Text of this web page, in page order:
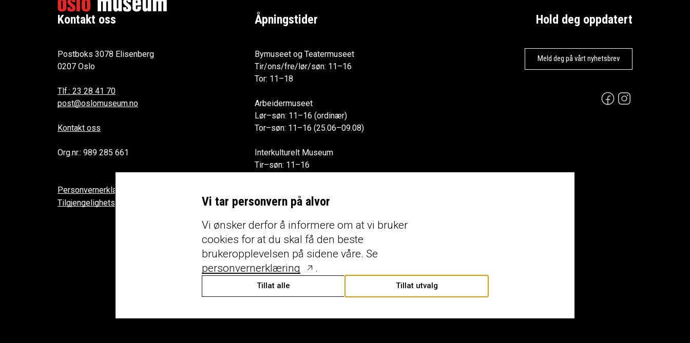
Vi tar personvern på alvor
Vi ønsker derfor å informere om at vi bruker
cookies for at du skal få den beste
brukeropplevelsen på sidene våre. Se
personvernerklæring
.
Tillat alle Tillat utvalg
Kontakt oss
Postboks 3078 Elisenberg
0207 Oslo
Tlf.: 23 28 41 70
post@oslomuseum.no
Kontakt oss
Org.nr.: 989 285 661
Personvernerklæring
Tilgjengelighetserklæring
Åpningstider
Bymuseet og Teatermuseet
Tir/ons/fre/lør/søn: 11–16
Tor: 11–18
Arbeidermuseet
Lør–søn: 11–16 (ordinær)
Tor–søn: 11–16 (25.06–09.08)
Interkulturelt Museum
Tir–søn: 11–16
Hold deg oppdatert
Meld deg på vårt nyhetsbrev